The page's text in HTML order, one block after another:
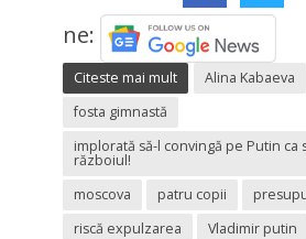
ne:
Citeste mai mult Alina Kabaeva
fosta gimnastă
implorată să-l convingă pe Putin ca
războiul!
moscova
patru copii
riscă expulzarea
Vladimir putin